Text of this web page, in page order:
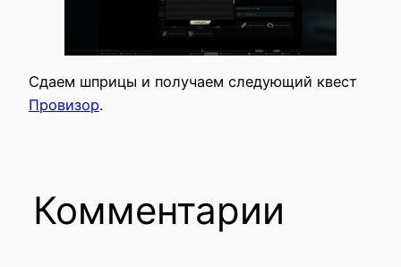
Сдаем шприцы и получаем следующий квест
Провизор.
Комментарии